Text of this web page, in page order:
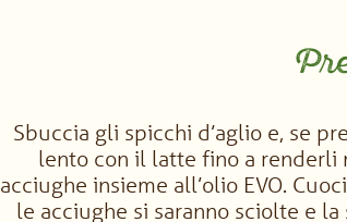
Sbuccia gli spicchi d’aglio e, se
lento con il latte fino a renderli
acciughe insieme all’olio EVO.
le acciughe si saranno sciolte e